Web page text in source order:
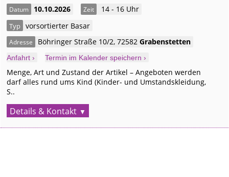
Datum 10.10.2026 Zeit 14 - 16 Uhr
Typ vorsortierter Basar
Adresse Böhringer Straße 10/2,72582Grabenstetten
Anfahrt › Termin im Kalender speichern ›
Menge, Art und Zustand der Artikel – Angeboten werden
darf alles rund ums Kind (Kinder- und Umstandskleidung,
S..
Details & Kontakt